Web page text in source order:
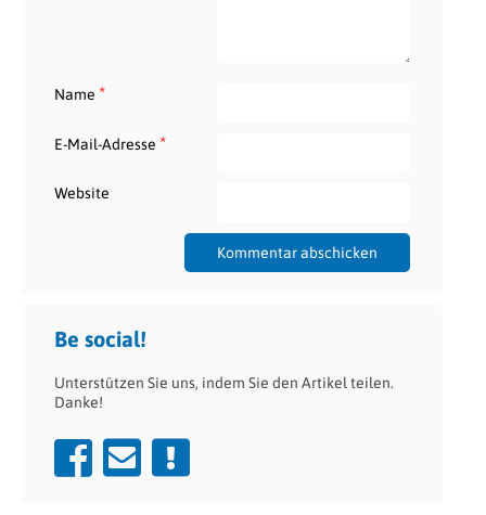
Name *
E-Mail-Adresse *
Website
Be social!
Unterstützen Sie uns, indem Sie den Artikel teilen.
Danke!